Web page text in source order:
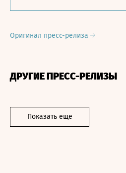
Оригинал пресс-релиза
ДРУГИЕ ПРЕСС-РЕЛИЗЫ
Показать еще